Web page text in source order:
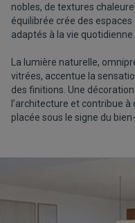
nobles, de textures
équilibrée crée des
adaptés à la vie quotidienne.
La lumière naturelle,
vitrées, accentue la
des finitions. Une
l’architecture et contribue
placée sous le signe du